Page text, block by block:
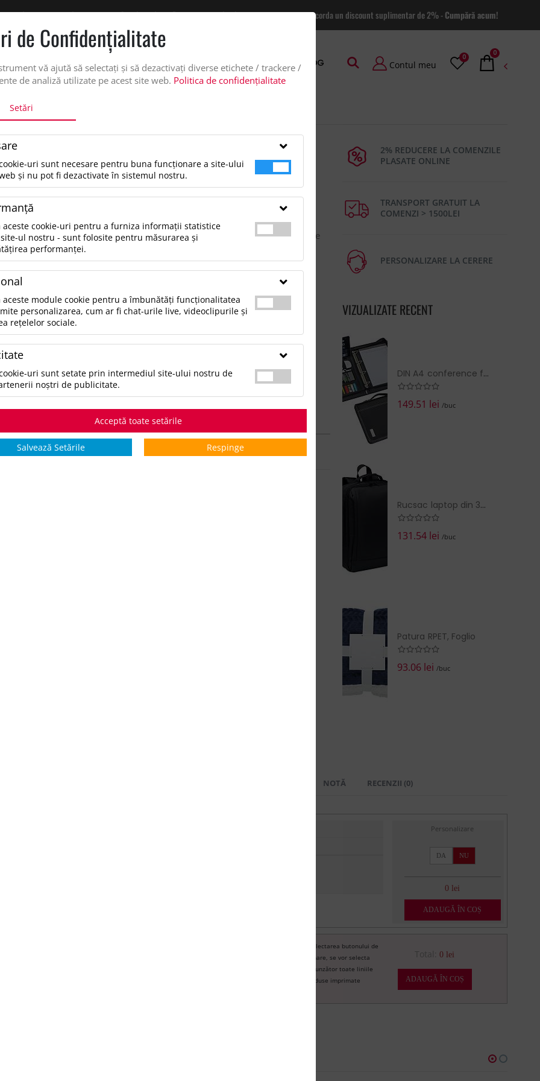
de pret personalizata pe office@updateadv.ro. Pentru comenzile plasate pe site va putem acorda un discount suplimentar de 2% -Cumpără acum!
SERVICII PERSONALIZARE DESPRE NOI CATALOAGE BLOG Contul meu
0 0
RULETA BRELOC, LEVEL
Ruleta breloc, Level, Alb
2.27 lei/buc
Breloc cu ruleta 1 m. Material plastic.Material
1:PlasticDimensiune:43×42×9 mmGreutate:19grameTara de
origine:CN
SKU:UPDAP844017-01
CULORI:
SELECTAŢI CULOAREA PENTRU A VIZUALIZA STOCUL:
STOCURI pentru culoarea:
Stoc INTERN
Stoc EXTERN în:
0
20199 la cerere
*zile lucrătoare
2% REDUCERE LA COMENZILE
PLASATE ONLINE
TRANSPORT GRATUIT LA
COMENZI > 1500LEI
PERSONALIZARE LA CERERE
VIZUALIZATE RECENT
DIN A4 conference folder, ring
149.51 lei/buc
Rucsac laptop din 300D RPET
131.54 lei/buc
Patura RPET, Foglio
93.06 lei/buc
NOTĂ RECENZII (0)
Personalizare
DA NU
0 lei
ADAUGĂ ÎN COȘ
Prin selectarea butonului de
imprimare, se vor selecta
corespunzător toate liniile
de produse imprimate
Total:0 lei
ADAUGĂ ÎN COȘ
de Confidenţialitate
vă ajută să selectați și să dezactivați diverse etichete / trackere /
de analiză utilizate pe acest site web. Politica de confidențialitate
Setări
uri sunt necesare pentru buna funcționare a site-ului
și nu pot fi dezactivate în sistemul nostru.
aceste cookie-uri pentru a furniza informații statistice
ul nostru - sunt folosite pentru măsurarea și
performanței.
aceste module cookie pentru a îmbunătăți funcționalitatea
personalizarea, cum ar fi chat-urile live, videoclipurile și
rețelelor sociale.
uri sunt setate prin intermediul site-ului nostru de
noștri de publicitate.
Acceptă toate setările
Salvează Setările Respinge